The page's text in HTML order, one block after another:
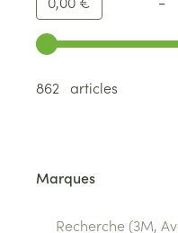
Utilisez les touches
862 articles
Marques